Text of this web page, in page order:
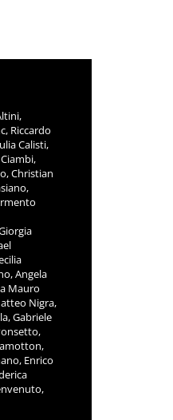
Riccardo
Calisti,
Christian
Angela
Mauro
Nigra,
Gabriele
Enrico